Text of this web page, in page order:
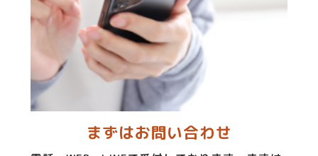
まずはお問い合わせ